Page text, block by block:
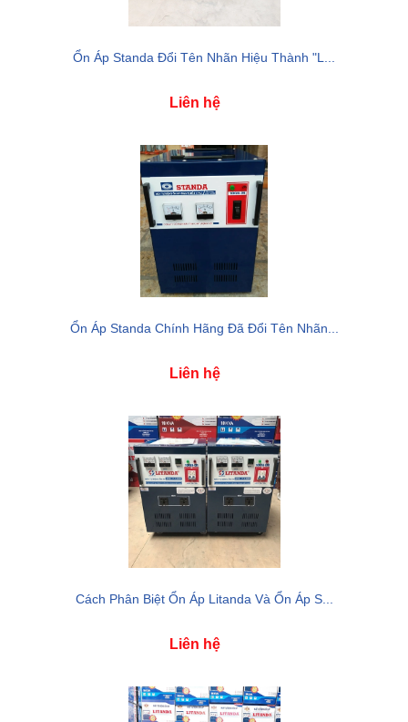
Ổn Áp Standa Đổi Tên Nhãn Hiệu Thành "L...
Liên hệ
Ổn Áp Standa Chính Hãng Đã Đổi Tên Nhãn...
Liên hệ
Cách Phân Biệt Ổn Áp Litanda Và Ổn Áp S...
Liên hệ